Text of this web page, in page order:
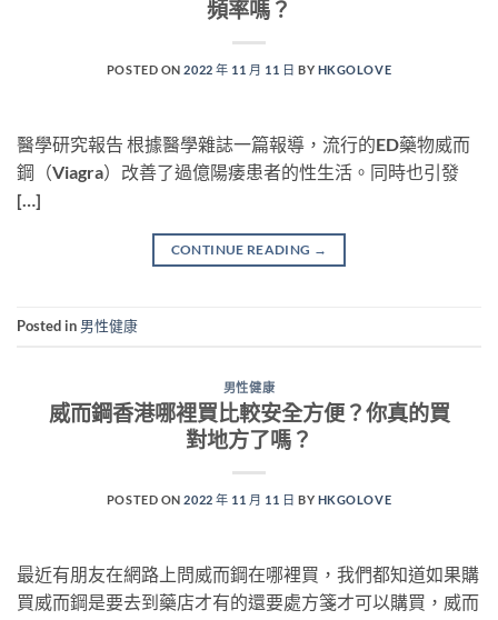
頻率嗎？
POSTED ON2022 年 11 月 11 日 BY HKGOLOVE
醫學研究報告 根據醫學雜誌一篇報導，流行的ED藥物威而
鋼（Viagra）改善了過億陽痿患者的性生活。同時也引發
[…]
CONTINUE READING →
Posted in 男性健康
男性健康
威而鋼香港哪裡買比較安全方便？你真的買
對地方了嗎？
POSTED ON2022 年 11 月 11 日 BY HKGOLOVE
最近有朋友在網路上問威而鋼在哪裡買，我們都知道如果購
買威而鋼是要去到藥店才有的還要處方箋才可以購買，威而